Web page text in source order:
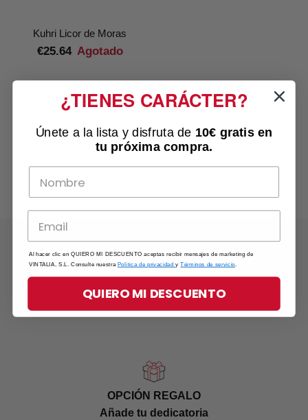
Kuhri Licor de Moras
€25.64 Agotado
Has visto 5 de 5 productos
ENVÍO RÁPIDO
OPCIÓN REGALO
Añade tu dedicatoria
¿TIENES CARÁCTER?
Únete a la lista y disfruta de 10€ gratis en
tu próxima compra.
Al hacer clic en QUIERO MI DESCUENTO aceptas recibir mensajes de marketing de
VINTALIA, S.L. Consulte nuestra Política de privacidadyTérminos de servicio
QUIERO MI DESCUENTO